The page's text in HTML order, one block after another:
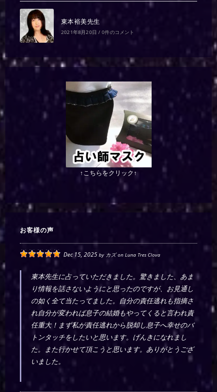
東本裕美先生
2021年8月20日 / 0件のコメント
↑こちらをクリック↑
お客様の声
Dec 15, 2025 by カズonLuna Tres Clova
東本先生に占っていただきました。驚きました、あま
り情報を話さないようにと思ったのですが、お見通し
の如く全て当たってました。自分の責任逃れも指摘さ
れ自分が変われば息子の結婚もやってくると言われ責
任重大！まず私が責任逃れから脱却し息子へ幸せのバ
トンタッチをしたいと思います。げんきになれまし
た。また行かせて頂こうと思います。ありがとうござ
いました。